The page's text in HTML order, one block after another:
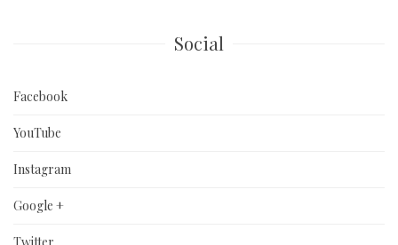
Social
Facebook
YouTube
Instagram
Google +